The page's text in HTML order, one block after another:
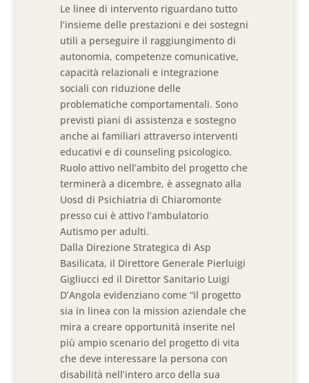
Le linee di intervento riguardano tutto
l’insieme delle prestazioni e dei sostegni
utili a perseguire il raggiungimento di
autonomia, competenze comunicative,
capacità relazionali e integrazione
sociali con riduzione delle
problematiche comportamentali. Sono
previsti piani di assistenza e sostegno
anche ai familiari attraverso interventi
educativi e di counseling psicologico.
Ruolo attivo nell’ambito del progetto che
terminerà a dicembre, è assegnato alla
Uosd di Psichiatria di Chiaromonte
presso cui è attivo l’ambulatorio
Autismo per adulti.
Dalla Direzione Strategica di Asp
Basilicata, il Direttore Generale Pierluigi
Gigliucci ed il Direttor Sanitario Luigi
D’Angola evidenziano come “il progetto
sia in linea con la mission aziendale che
mira a creare opportunità inserite nel
più ampio scenario del progetto di vita
che deve interessare la persona con
disabilità nell’intero arco della sua